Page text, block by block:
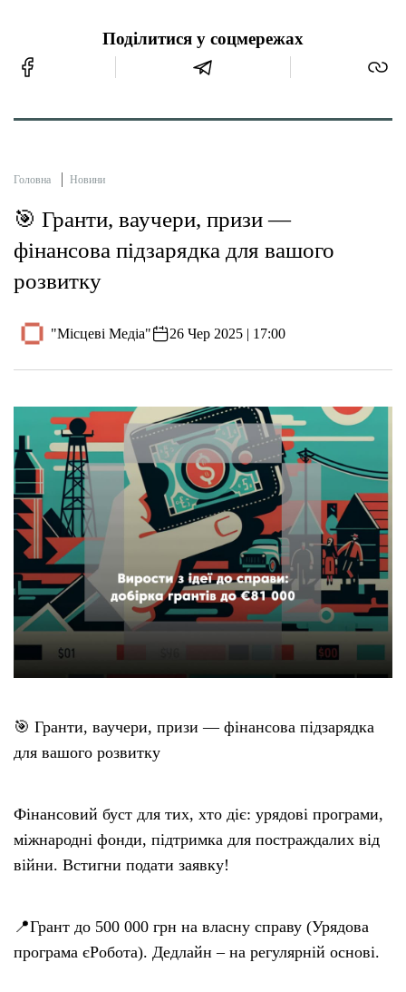
Поділитися у соцмережах
Головна Новини
🎯 Гранти, ваучери, призи —
фінансова підзарядка для вашого
розвитку
"Місцеві Медіа" 26 Чер 2025 | 17:00
🎯 Гранти, ваучери, призи — фінансова підзарядка
для вашого розвитку
Фінансовий буст для тих, хто діє: урядові програми,
міжнародні фонди, підтримка для постраждалих від
війни. Встигни подати заявку!
📍Грант до 500 000 грн на власну справу (Урядова
програма єРобота). Дедлайн – на регулярній основі.